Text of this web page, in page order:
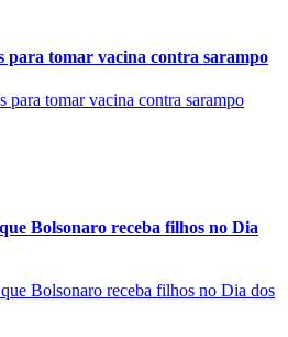
para tomar vacina contra sarampo
Bolsonaro receba filhos no Dia